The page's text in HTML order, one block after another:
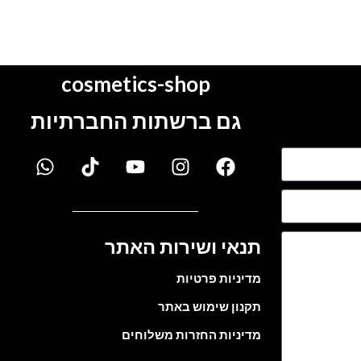
cosmetics-shop
גם ברשתות החברתיות
תנאי ושירות האתר
מדיניות פרטיות
תקנון שימוש באתר
מדיניות החזרות משלוחים